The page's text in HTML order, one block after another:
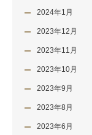
2024年1月
2023年12月
2023年11月
2023年10月
2023年9月
2023年8月
2023年6月